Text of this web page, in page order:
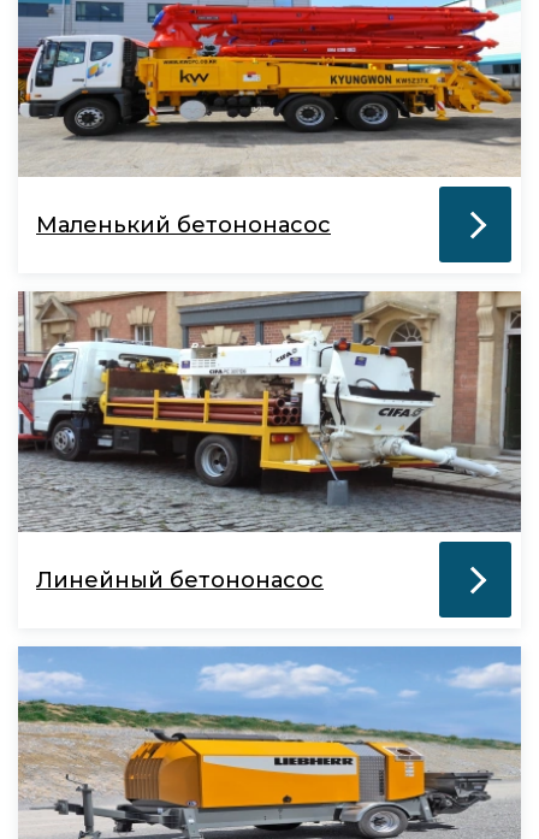
Маленький бетононасос
Линейный бетононасос